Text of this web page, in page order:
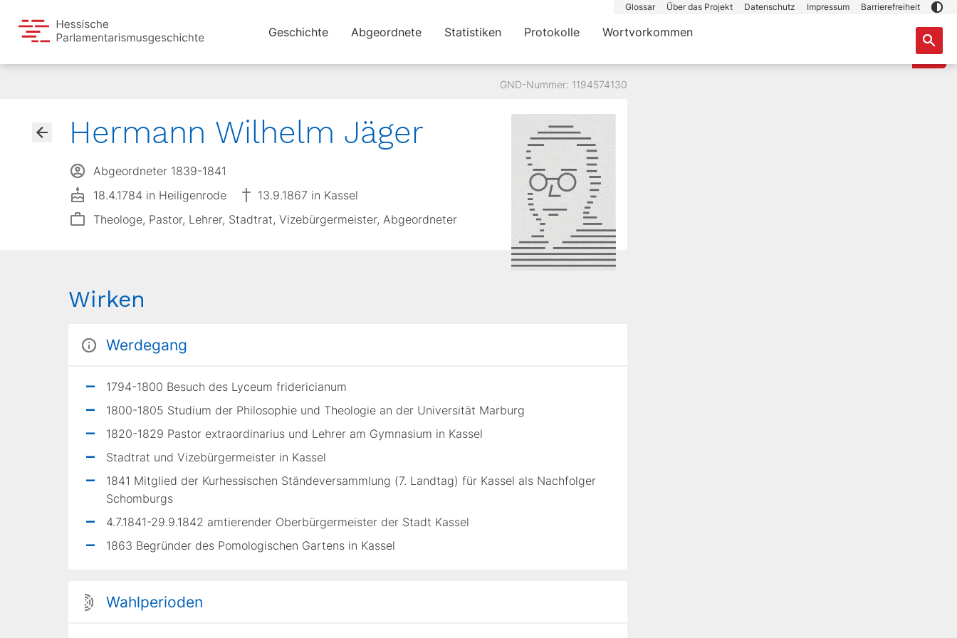
Glossar Über das Projekt Datenschutz Impressum Barrierefreiheit
Geschichte Abgeordnete Statistiken Protokolle Wortvorkommen
GND-Nummer: 1194574130
Hermann Wilhelm Jäger
Abgeordneter 1839-1841
18.4.1784 in Heiligenrode
13.9.1867 in Kassel
Theologe, Pastor, Lehrer, Stadtrat, Vizebürgermeister, Abgeordneter
Wirken
Werdegang
1794-1800 Besuch des Lyceum fridericianum
1800-1805 Studium der Philosophie und Theologie an der Universität Marburg
1820-1829 Pastor extraordinarius und Lehrer am Gymnasium in Kassel
Stadtrat und Vizebürgermeister in Kassel
1841 Mitglied der Kurhessischen Ständeversammlung (7. Landtag) für Kassel als Nachfolger
Schomburgs
4.7.1841-29.9.1842 amtierender Oberbürgermeister der Stadt Kassel
1863 Begründer des Pomologischen Gartens in Kassel
Wahlperioden